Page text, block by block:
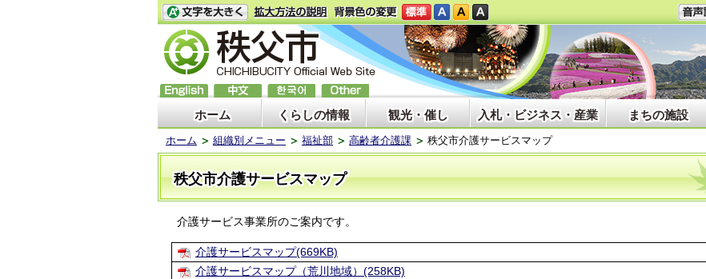
ホーム くらしの情報 観光・催し 入札・ビジネス・産業 まちの施設
ホーム 組織別メニュー 福祉部 高齢者介護課 秩父市介護サービスマップ
秩父市介護サービスマップ
介護サービス事業所のご案内です。
介護サービスマップ(669KB)
介護サービスマップ（荒川地域）(258KB)